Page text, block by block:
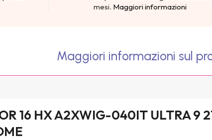
mesi. Maggiori informazioni
Maggiori informazioni sul
16 HX A2XWIG-040IT ULTRA 9